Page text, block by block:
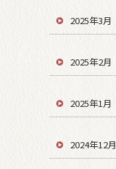
2025年3月
2025年2月
2025年1月
2024年12月